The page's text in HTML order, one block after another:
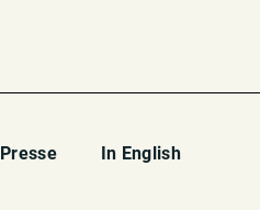
Presse In English